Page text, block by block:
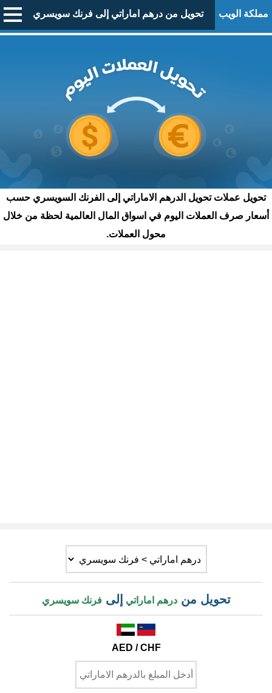
مملكة الويب تحويل من درهم اماراتي إلى فرنك سويسري
تحويل عملات تحويل الدرهم الاماراتي إلى الفرنك السويسري حسب
أسعار صرف العملات اليوم في اسواق المال العالمية لحظة من خلال
محول العملات.
تحويل مندرهم اماراتي إلىفرنك سويسري
AED / CHF